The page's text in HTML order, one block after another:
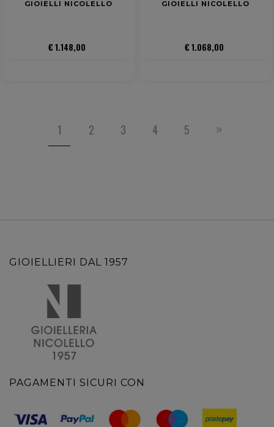
GIOIELLI NICOLELLO
€ 1.148,00
GIOIELLI NICOLELLO
€ 1.068,00
1 2 3 4 5
GIOIELLIERI DAL 1957
PAGAMENTI SICURI CON